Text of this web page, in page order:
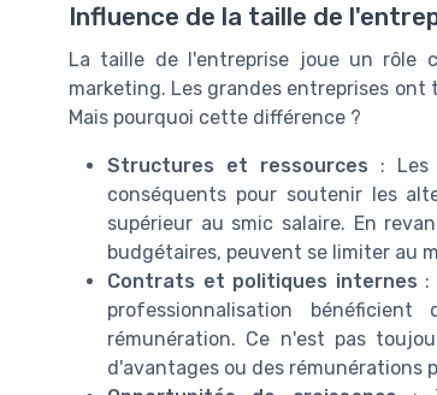
Influence de la taille de
La taille de l'entreprise joue un rôle
marketing. Les grandes entreprises
Mais pourquoi cette différence ?
Structures et ressources : Les
conséquents pour soutenir les
supérieur au smic salaire. En
budgétaires, peuvent se limiter au
Contrats et politiques internes :
professionnalisation
rémunération. Ce n'est pas
d'avantages ou des rémunérations